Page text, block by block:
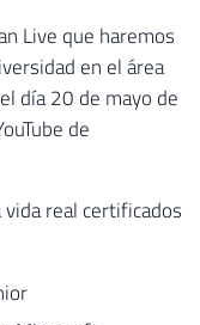
Live que haremos
en el área
día 20 de mayo de
de
real certificados